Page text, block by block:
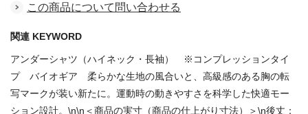
この商品について問い合わせる
関連 KEYWORD
アンダーシャツ（ハイネック・長袖） ※コンプレッションタイ
プ バイオギア 柔らかな生地の風合いと、高級感のある胸の転
写マークが装い新たに。運動時の動きやすさを科学した快適モー
ション設計。\n\n＜商品の実寸（商品の仕上がり寸法）＞\n後丈：